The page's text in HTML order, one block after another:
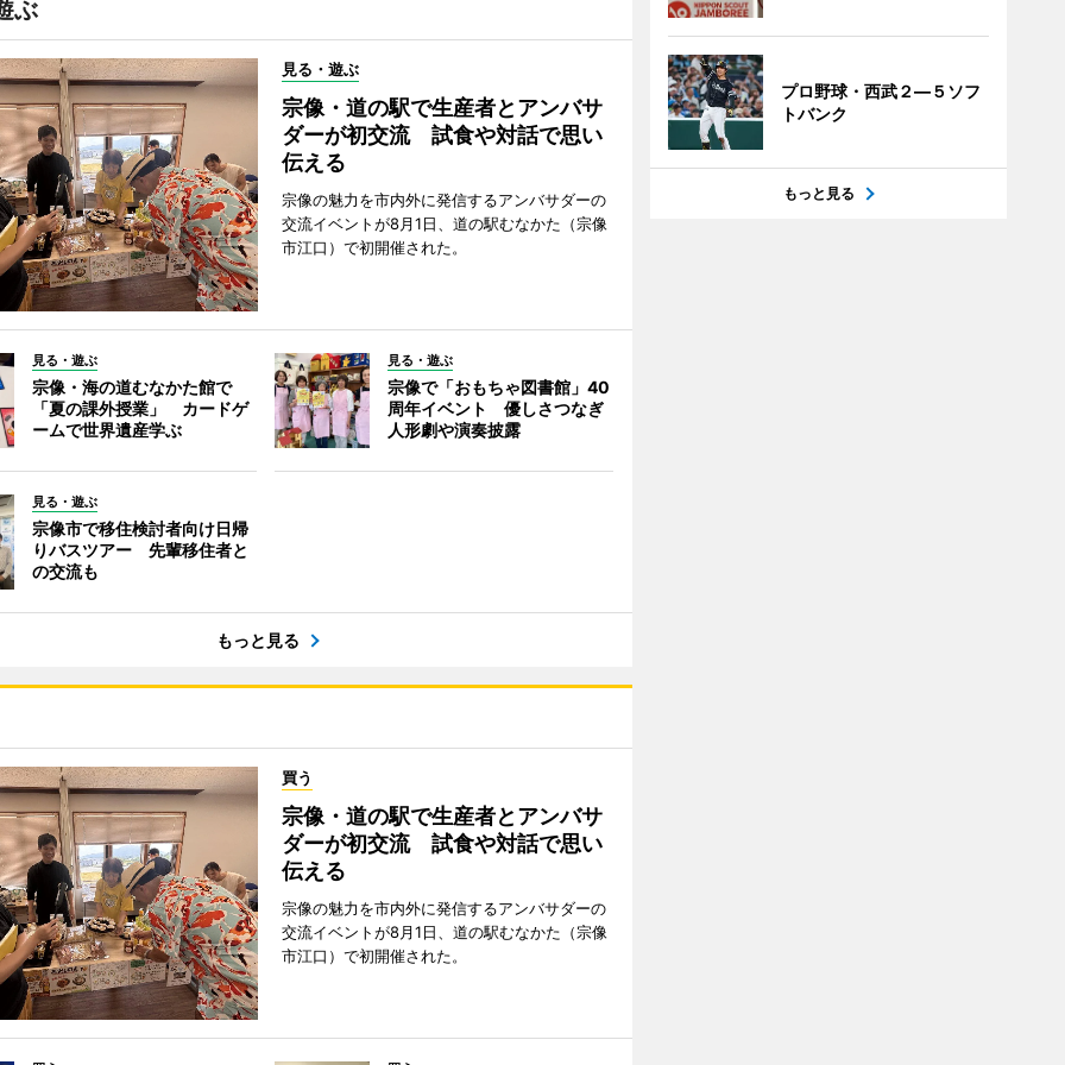
ぶ
見る・遊ぶ
宗像・道の駅で生産者とアンバサ
ダーが初交流 試食や対話で思い
伝える
宗像の魅力を市内外に発信するアンバサダーの
交流イベントが8月1日、道の駅むなかた（宗像
市江口）で初開催された。
見る・遊ぶ
宗像・海の道むなかた館で
「夏の課外授業」 カードゲ
ームで世界遺産学ぶ
見る・遊ぶ
宗像で「おもちゃ図書館」40
周年イベント 優しさつなぎ
人形劇や演奏披露
見る・遊ぶ
宗像市で移住検討者向け日帰
りバスツアー 先輩移住者と
の交流も
もっと見る
買う
宗像・道の駅で生産者とアンバサ
ダーが初交流 試食や対話で思い
伝える
宗像の魅力を市内外に発信するアンバサダーの
交流イベントが8月1日、道の駅むなかた（宗像
市江口）で初開催された。
プロ野球・西武２―５ソフ
トバンク
もっと見る